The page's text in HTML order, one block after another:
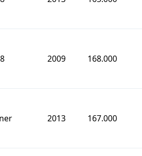
2009 168.000
2013 167.000